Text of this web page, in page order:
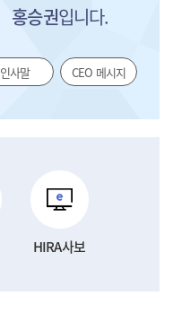
홍승권입니다.
인사말 CEO 메시지
HIRA사보